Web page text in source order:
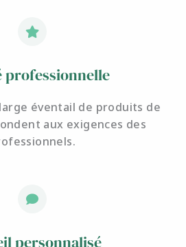
professionnelle
éventail de produits de
aux exigences des
personnalisé